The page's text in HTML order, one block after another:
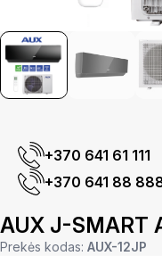
+370 641 61 111
+370 641 88
AUX J-SMART
Prekės kodas: AUX-12JP